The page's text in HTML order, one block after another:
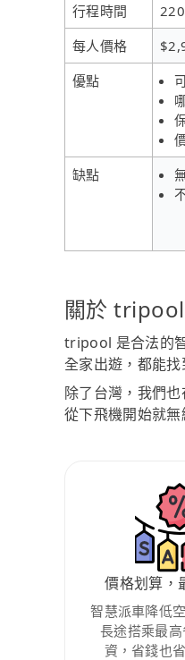
行程時間
每人價格
優點
缺點
關於
tripool 是合法的
全家出遊，都能找
除了台灣，我們
從下飛機開始就無
價格划算，
智慧派車降低
長途搭乘最
資，省錢也